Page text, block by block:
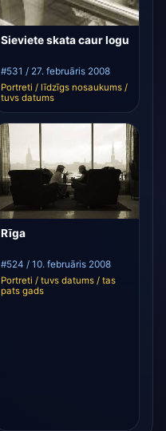
Sieviete skata caur logu
#531 / 27. februāris 2008
Portreti / līdzīgs nosaukums /
tuvs datums
Rīga
#524 / 10. februāris 2008
Portreti / tuvs datums / tas
pats gads